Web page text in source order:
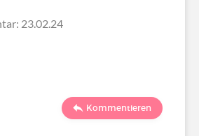
23.02.24
Kommentieren